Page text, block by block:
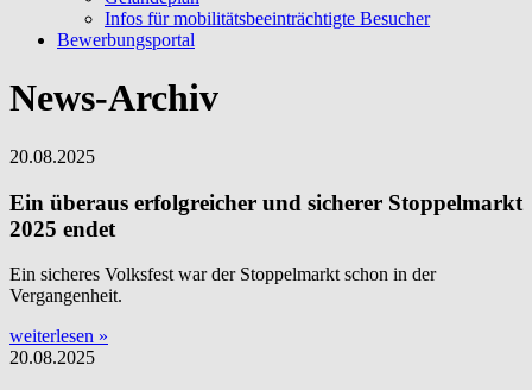
Infos für mobilitätsbeeinträchtigte Besucher
Bewerbungsportal
News-Archiv
20.08.2025
Ein überaus erfolgreicher und sicherer Stoppelmarkt
2025 endet
Ein sicheres Volksfest war der Stoppelmarkt schon in der
Vergangenheit.
weiterlesen »
20.08.2025